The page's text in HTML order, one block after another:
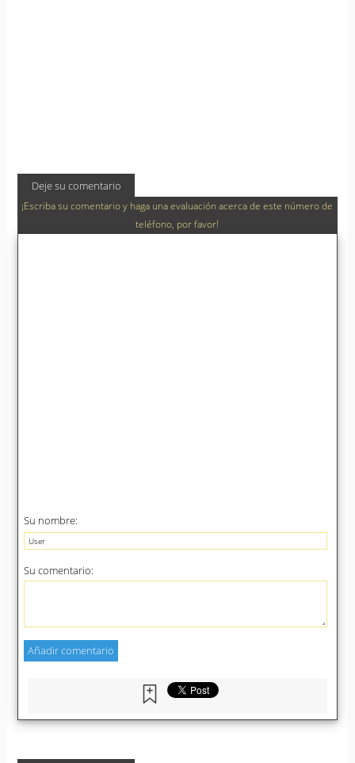
Deje su comentario
¡Escriba su comentario y haga una evaluación acerca de este número de
teléfono, por favor!
Su nombre:
Su comentario: